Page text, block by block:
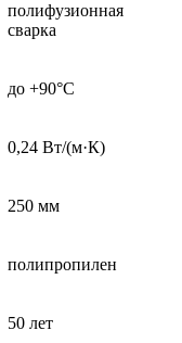
полифузионная
сварка
до +90°C
0,24 Вт/(м·К)
250 мм
полипропилен
50 лет